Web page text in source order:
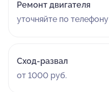
Ремонт двигателя
уточняйте по телефону
Сход-развал
от 1000 руб.